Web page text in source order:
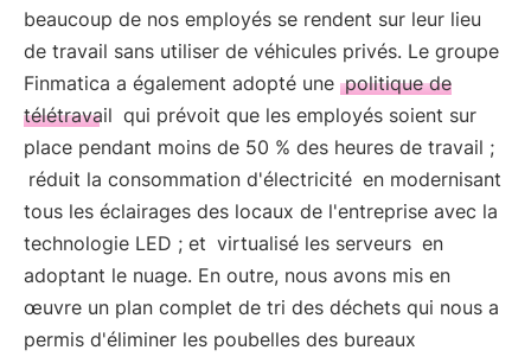
beaucoup de nos employés se rendent sur leur lieu
de travail sans utiliser de véhicules privés. Le groupe
Finmatica a également adopté une politique de
télétravail qui prévoit que les employés soient sur
place pendant moins de 50 % des heures de travail ;
réduit la consommation d'électricité en modernisant
tous les éclairages des locaux de l'entreprise avec la
technologie LED ; et virtualisé les serveurs en
adoptant le nuage. En outre, nous avons mis en
œuvre un plan complet de tri des déchets qui nous a
permis d'éliminer les poubelles des bureaux